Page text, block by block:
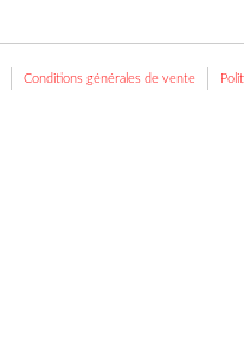
Conditions générales de vente